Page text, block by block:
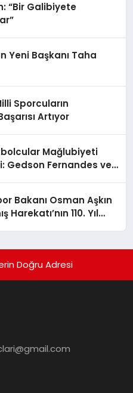
“Bir Galibiyete
Yeni Başkanı Taha
Sporcuların
Artıyor
Mağlubiyeti
Gedson Fernandes ve
Bakanı Osman Aşkın
Harekatı’nın 110. Yıl
Doğru Adresi